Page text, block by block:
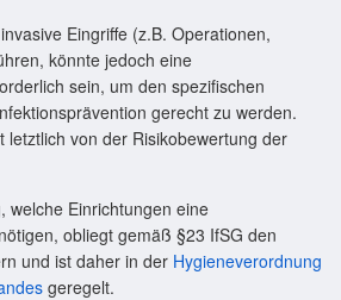
Eingriffe (z.B. Operationen,
könnte jedoch eine
sein, um den spezifischen
gerecht zu werden.
letztlich von der Risikobewertung der
welche Einrichtungen eine
obliegt gemäß §23 IfSG den
und ist daher in der Hygieneverordnung
geregelt.